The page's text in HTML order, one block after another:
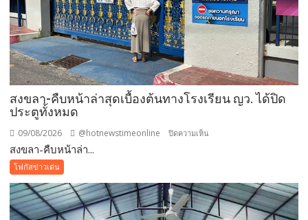
สงขลา-คืบหน้าล่าสุดเบื้องต้นทางโรงเรียน ญว. ได้ปิด
ประตูทั้งหมด
09/08/2026 @hotnewstimeonline ปิดความเห็น
ล่าสุด
เบื้อง
สงขลา-คืบหน้าล่า...
โฟกัสข่าวเด่น